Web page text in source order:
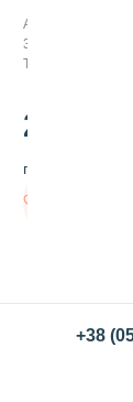
ы
п
к
е
р
а
м
Арт:
374037
Товар
250
грн/кг
+38